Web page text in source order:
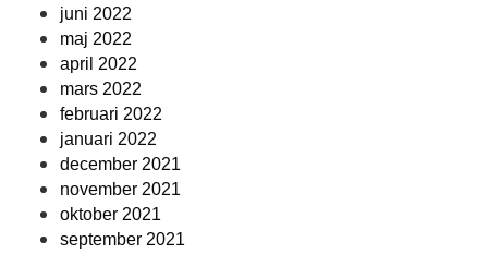
juni 2022
maj 2022
april 2022
mars 2022
februari 2022
januari 2022
december 2021
november 2021
oktober 2021
september 2021